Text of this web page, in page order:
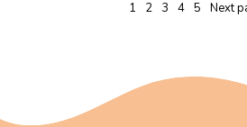
1 2 3 4 5 Next